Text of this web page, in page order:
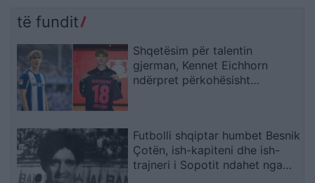
të fundit
Shqetësim për talentin
gjerman, Kennet Eichhorn
ndërpret përkohësisht
Futbolli shqiptar humbet Besnik
Çotën, ish-kapiteni dhe ish-
trajneri i Sopotit ndahet nga